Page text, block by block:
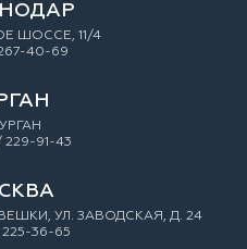
ШОССЕ, 11/4
40-69
229-91-43
УЛ. ЗАВОДСКАЯ, Д. 24
225-36-65